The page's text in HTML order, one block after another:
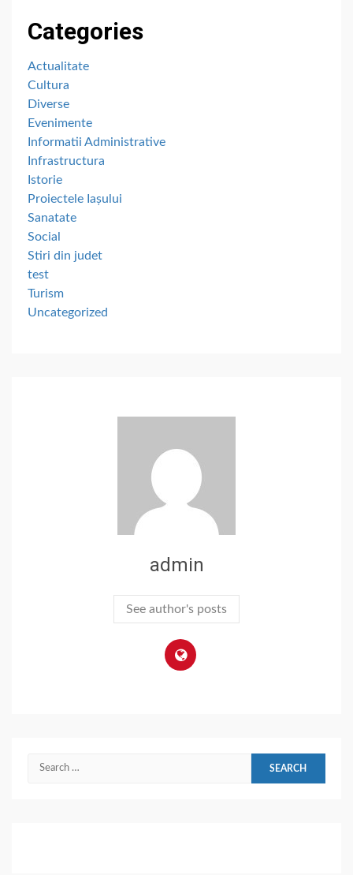
Categories
Actualitate
Cultura
Diverse
Evenimente
Informatii Administrative
Infrastructura
Istorie
Proiectele Iașului
Sanatate
Social
Stiri din judet
test
Turism
Uncategorized
admin
See author's posts
Search